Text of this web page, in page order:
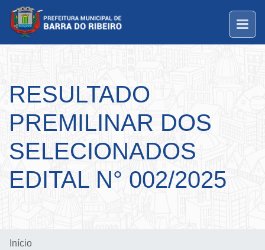
RESULTADO
PREMILINAR DOS
SELECIONADOS
EDITAL N° 002/2025
Início